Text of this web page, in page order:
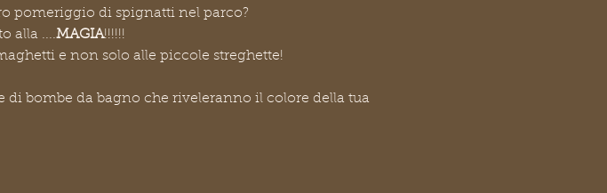
pomeriggio di spignatti nel parco?
alla ....MAGIA!!!!!!
e non solo alle piccole streghette!
di bombe da bagno che riveleranno il colore della tua